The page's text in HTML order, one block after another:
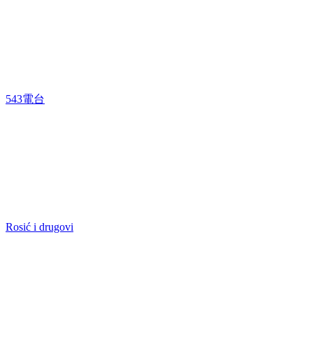
543電台
Rosić i drugovi